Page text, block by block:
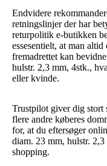
Endvidere
retningslinjer der har
returpolitik e-butikken
essesentielt, at man
fremadrettet kan
hulstr. 2,3 mm, 4stk.,
eller kvinde.
Trustpilot giver dig stort
flere andre køberes
for, at du eftersøger
diam. 23 mm, hulstr.
shopping.